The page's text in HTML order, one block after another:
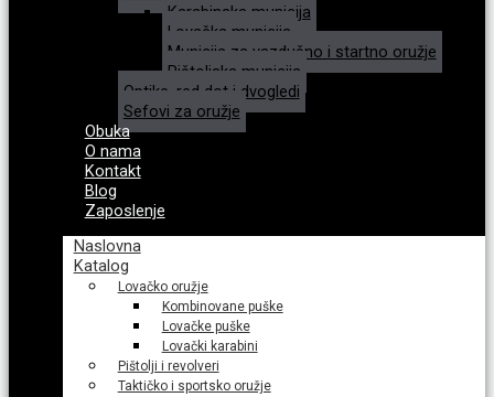
Karabinska municija
Lovačka municija
Municija za vazdušno i startno oružje
Pištoljska municija
Optike, red dot i dvogledi
Sefovi za oružje
Obuka
O nama
Kontakt
Blog
Zaposlenje
Naslovna
Katalog
Lovačko oružje
Kombinovane puške
Lovačke puške
Lovački karabini
Pištolji i revolveri
Taktičko i sportsko oružje